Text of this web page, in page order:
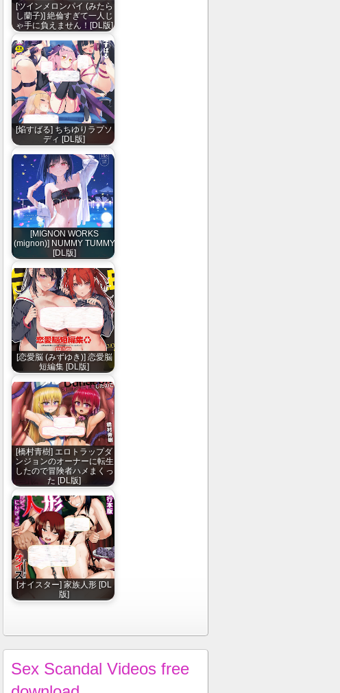
[ツインメロンパイ (みたら
し蘭子)] 絶倫すぎて一人じ
ゃ手に負えません！[DL版]
[焔すばる] ちちゆりラプソ
ディ [DL版]
[MIGNON WORKS
(mignon)] NUMMY TUMMY
[DL版]
[恋愛脳 (みずゆき)] 恋愛脳
短編集 [DL版]
[橋村青樹] エロトラップダ
ンジョンのオーナーに転生
したので冒険者ハメまくっ
た [DL版]
[オイスター] 家族人形 [DL
版]
Sex Scandal Videos free